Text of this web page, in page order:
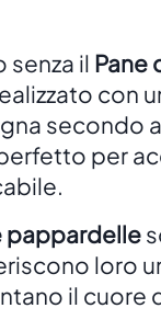
il Pane
con
secondo
per
pappardelle
loro
il cuore